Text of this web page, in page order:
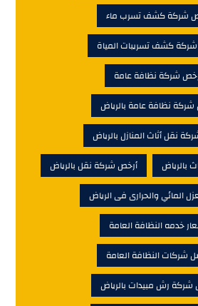
شركة كشف تسرب ماء
كشف تسريبات المياة
شركة نظافة عامة
نظافة عامة بالرياض
نقل أثاث المنازل بالرياض
بالرياض
أرخص شركة نقل بالرياض
المائي والحرارى فى الرياض
خدمه النظافة العامة
شركات النظافة العامة
شركة رش مبيدات بالرياض